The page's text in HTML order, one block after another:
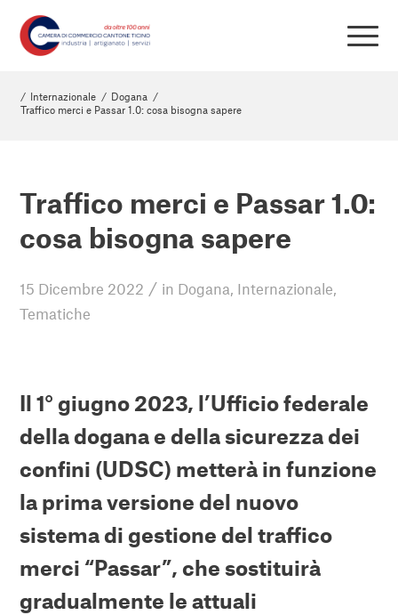
/ Internazionale / Dogana /
Traffico merci e Passar 1.0: cosa bisogna sapere
Traffico merci e Passar 1.0:
cosa bisogna sapere
15 Dicembre 2022 / in Dogana, Internazionale,
Tematiche
Il 1° giugno 2023, l’Ufficio federale
della dogana e della sicurezza dei
confini (UDSC) metterà in funzione
la prima versione del nuovo
sistema di gestione del traffico
merci “Passar”, che sostituirà
gradualmente le attuali